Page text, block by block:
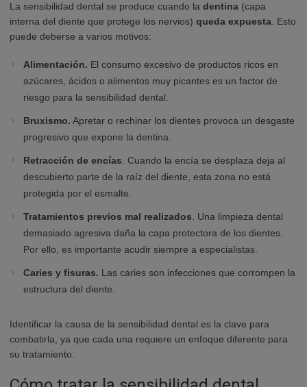
La sensibilidad dental se produce cuando la dentina (capa
interna del diente que protege los nervios) queda expuesta . Esto
puede deberse a varios motivos:
Alimentación. El consumo excesivo de productos ricos en
azúcares, ácidos o alimentos muy picantes es un factor de
riesgo para la sensibilidad dental.
Bruxismo. Apretar o rechinar los dientes provoca un desgaste
progresivo que expone la dentina.
Retracción de encías . Cuando la encía se desplaza deja al
descubierto parte de la raíz del diente, esta zona no está
protegida por el esmalte.
Tratamientos previos mal realizados . Una limpieza dental
demasiado agresiva daña la capa protectora de los dientes.
Por ello, es importante acudir siempre a especialistas.
Caries y fisuras. Las caries son infecciones que corrompen la
estructura del diente.
Identificar la causa de la sensibilidad dental es la clave para
combatirla, ya que cada una requiere un enfoque diferente para
su tratamiento.